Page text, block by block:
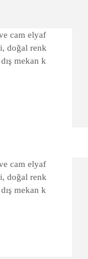
cam elyaf
doğal renk
mekan k
cam elyaf
doğal renk
mekan k